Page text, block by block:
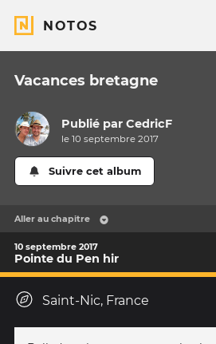
NOTOS
Vacances bretagne
Publié parCedricF
le 10 septembre 2017
Suivre cet album
Aller au chapitre
10 septembre 2017
Pointe du Pen hir
Saint-Nic, France